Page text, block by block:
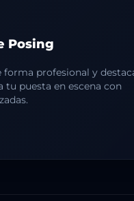
Posing
forma profesional y
tu puesta en escena con